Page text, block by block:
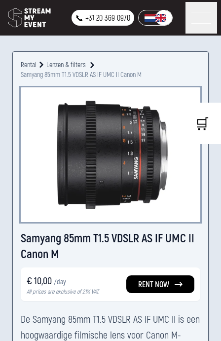
📞 +31 20 369 0970
Rental
Lenzen & filters
Samyang 85mm T1.5 VDSLR AS IF UMC II Canon M
Samyang 85mm T1.5 VDSLR AS IF UMC II
Canon M
€ 10,00 /day
All prices are exclusive of 21% VAT.
RENT NOW
De Samyang 85mm T1.5 VDSLR AS IF UMC II is een
hoogwaardige filmische lens voor Canon M-
🛒